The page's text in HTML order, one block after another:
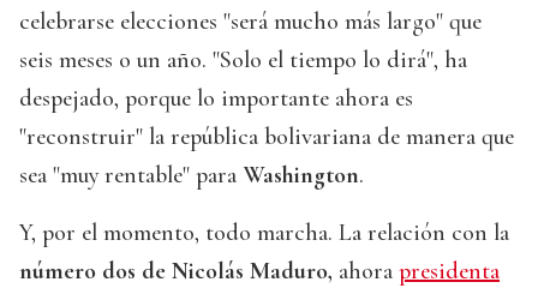
celebrarse elecciones "será mucho más largo" que
seis meses o un año. "Solo el tiempo lo dirá", ha
despejado, porque lo importante ahora es
"reconstruir" la república bolivariana de manera que
sea "muy rentable" para Washington.
Y, por el momento, todo marcha. La relación con la
número dos de Nicolás Maduro, ahora presidenta